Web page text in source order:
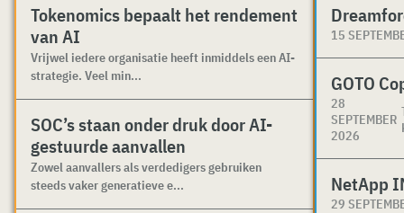
Tokenomics bepaalt het rendement
van AI
Vrijwel iedere organisatie heeft inmiddels een AI-
strategie. Veel min...
SOC’s staan onder druk door AI-
gestuurde aanvallen
Zowel aanvallers als verdedigers gebruiken
steeds vaker generatieve e...
15
GOTO
28
SEPTEMBER
2026
NetApp
29